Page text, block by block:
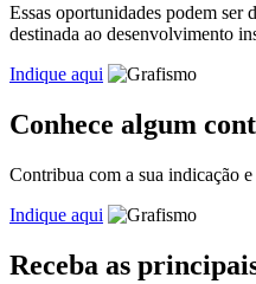
Essas oportunidades podem
destinada ao desenvolvimento
Indique aqui
Conhece algum
Contribua com a sua indicação
Indique aqui
Receba as